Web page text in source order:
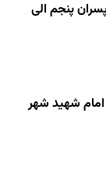
پنجم الی
امام شهید شهر